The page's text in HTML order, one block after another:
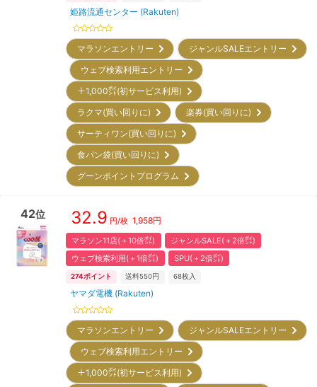
姫路流通センター (Rakuten)
マラソンエントリー
ジャンルSALEエントリー
ウェブ検索利用エントリー
＋1,000㌽(初サービス利用)
ラクマ(買い回りに)
楽券(買い回りに)
サーティワン(買い回りに)
食パン袋(買い回りに)
グーンポイントプログラム
42位 32.9 円/枚 1,958円
マラソン11店(＋10倍㌽)
ジャンルSALE(＋2倍㌽)
ウェブ検索利用(＋1倍㌽)
SPU(＋2倍㌽)
274ポイント 送料550円 68枚入
ヤマダ電機 (Rakuten)
マラソンエントリー
ジャンルSALEエントリー
ウェブ検索利用エントリー
＋1,000㌽(初サービス利用)